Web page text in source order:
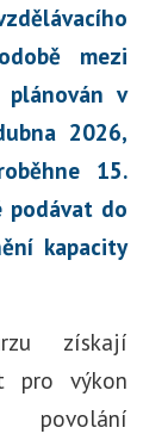
mezi
plánován v
2026,
15.
podávat do
kapacity
získají
pro výkon
povolání